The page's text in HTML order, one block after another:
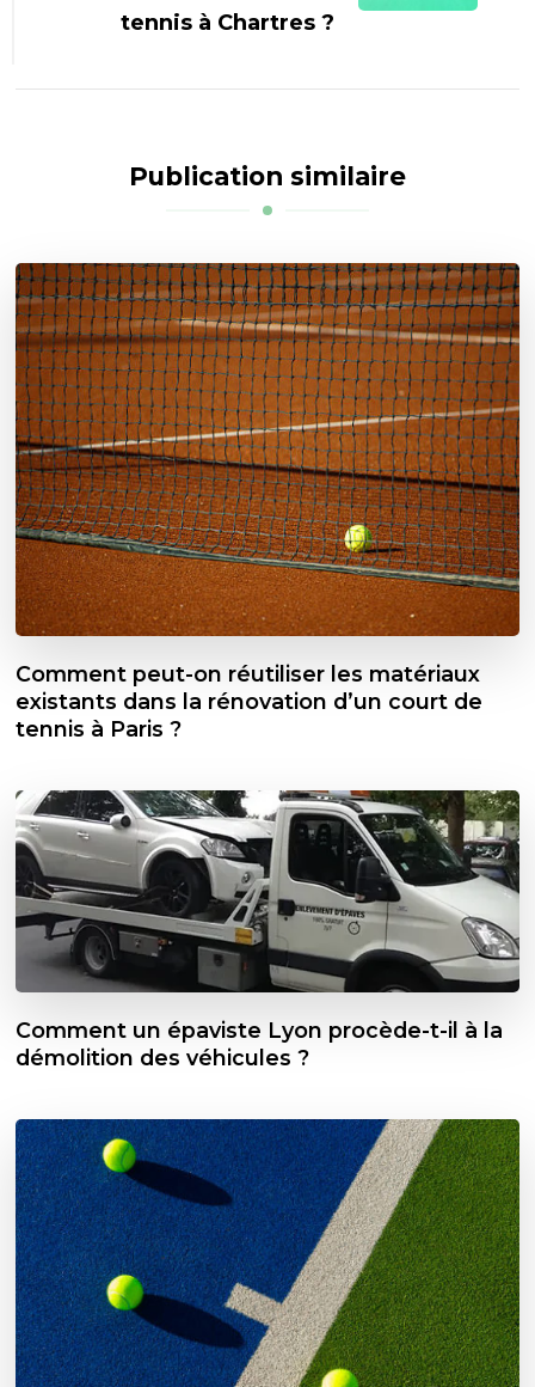
tennis à Chartres ?
Publication similaire
Comment peut-on réutiliser les matériaux
existants dans la rénovation d’un court de
tennis à Paris ?
Comment un épaviste Lyon procède-t-il à la
démolition des véhicules ?